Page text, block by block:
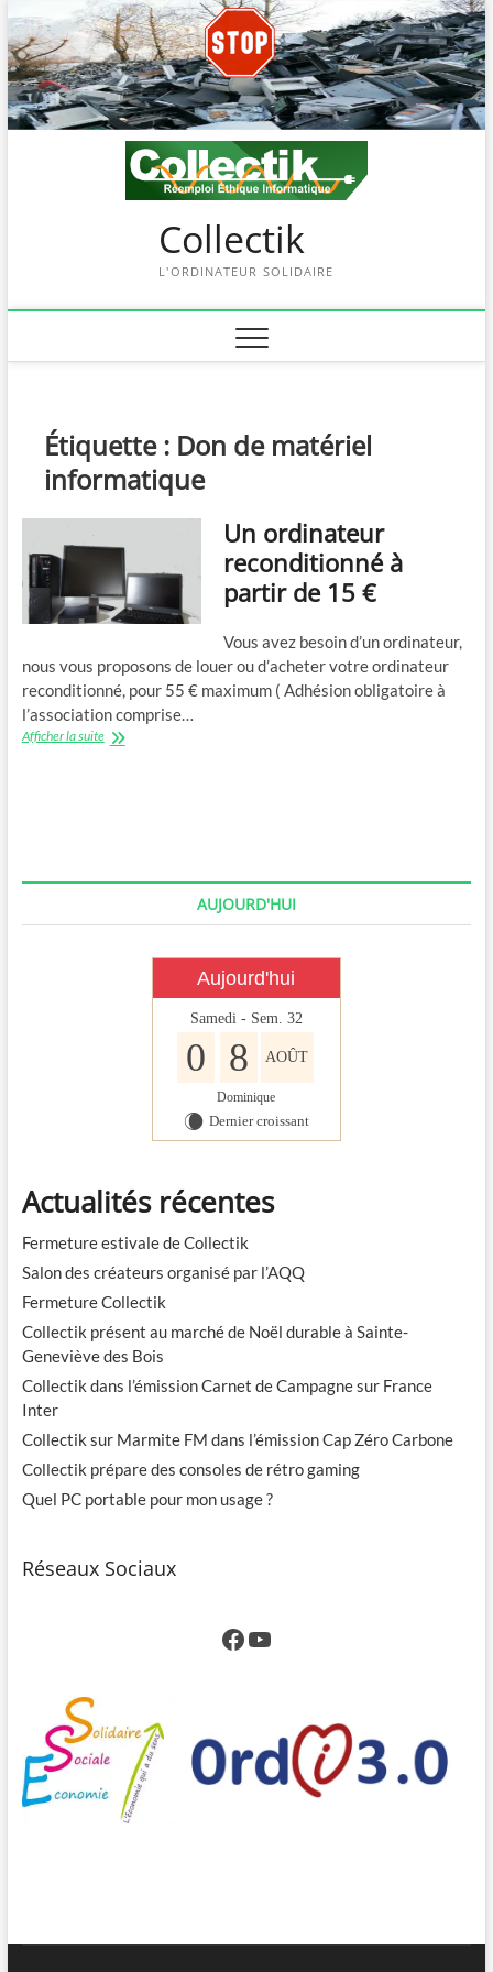
to
content
Collectik
L'ORDINATEUR SOLIDAIRE
Étiquette : Don de matériel
informatique
Un ordinateur
reconditionné à
partir de 15 €
Vous avez besoin d’un ordinateur,
nous vous proposons de louer ou d’acheter votre ordinateur
reconditionné, pour 55 € maximum ( Adhésion obligatoire à
l’association comprise…
Afficher la suiteUn
AUJOURD'HUI
Aujourd'hui
Samedi - Sem. 32
0 8 AOÛT
Dominique
W Dernier croissant
Actualités récentes
Fermeture estivale de Collectik
Salon des créateurs organisé par l’AQQ
Fermeture Collectik
Collectik présent au marché de Noël durable à Sainte-
Geneviève des Bois
Collectik dans l’émission Carnet de Campagne sur France
Inter
Collectik sur Marmite FM dans l’émission Cap Zéro Carbone
Collectik prépare des consoles de rétro gaming
Quel PC portable pour mon usage ?
Réseaux Sociaux
Facebook
YouTube